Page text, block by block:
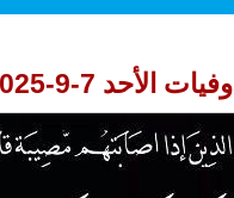
وفيات الأحد 7-9-2025